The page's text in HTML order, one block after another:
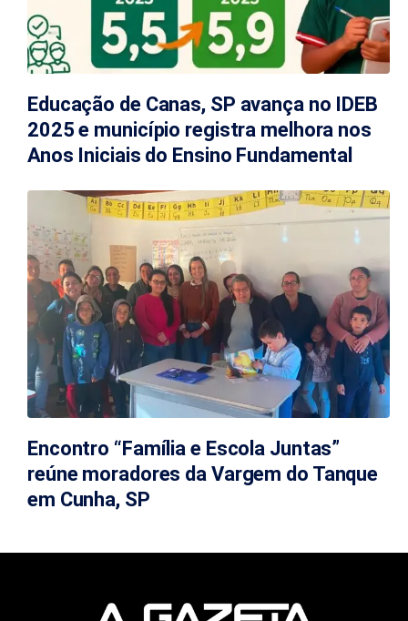
Educação de Canas, SP avança no IDEB
2025 e município registra melhora nos
Anos Iniciais do Ensino Fundamental
Encontro “Família e Escola Juntas”
reúne moradores da Vargem do Tanque
em Cunha, SP